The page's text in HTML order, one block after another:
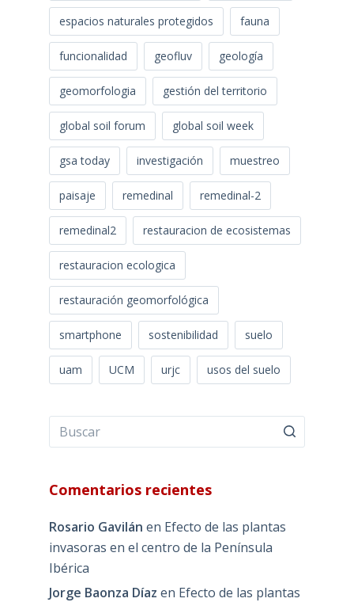
espacios naturales protegidos fauna
funcionalidad geofluv geología
geomorfologia gestión del territorio
global soil forum global soil week
gsa today investigación muestreo
paisaje remedinal remedinal-2
remedinal2 restauracion de ecosistemas
restauracion ecologica
restauración geomorfológica
smartphone sostenibilidad suelo
uam UCM urjc usos del suelo
Comentarios recientes
Rosario Gavilán en Efecto de las plantas
invasoras en el centro de la Península
Ibérica
Jorge Baonza Díaz en Efecto de las plantas